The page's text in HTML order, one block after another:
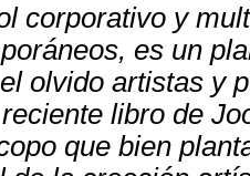
corporativo y
es un
olvido artistas y
libro de
que bien